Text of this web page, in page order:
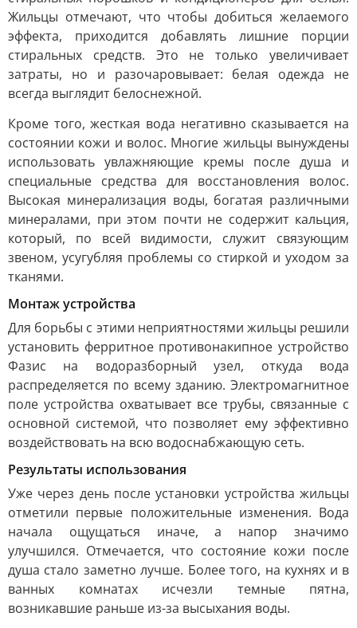
Жильцы отмечают, что чтобы добиться желаемого
эффекта, приходится добавлять лишние порции
стиральных средств. Это не только увеличивает
затраты, но и разочаровывает: белая одежда не
всегда выглядит белоснежной.
Кроме того, жесткая вода негативно сказывается на
состоянии кожи и волос. Многие жильцы вынуждены
использовать увлажняющие кремы после душа и
специальные средства для восстановления волос.
Высокая минерализация воды, богатая различными
минералами, при этом почти не содержит кальция,
который, по всей видимости, служит связующим
звеном, усугубляя проблемы со стиркой и уходом за
тканями.
Монтаж устройства
Для борьбы с этими неприятностями жильцы решили
установить ферритное противонакипное устройство
Фазис на водоразборный узел, откуда вода
распределяется по всему зданию. Электромагнитное
поле устройства охватывает все трубы, связанные с
основной системой, что позволяет ему эффективно
воздействовать на всю водоснабжающую сеть.
Результаты использования
Уже через день после установки устройства жильцы
отметили первые положительные изменения. Вода
начала ощущаться иначе, а напор значимо
улучшился. Отмечается, что состояние кожи после
душа стало заметно лучше. Более того, на кухнях и в
ванных комнатах исчезли темные пятна,
возникавшие раньше из-за высыхания воды.